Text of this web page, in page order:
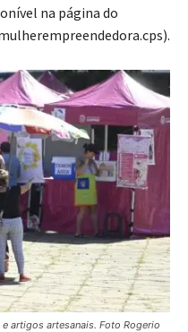
na página do
artigos artesanais. Foto Rogerio